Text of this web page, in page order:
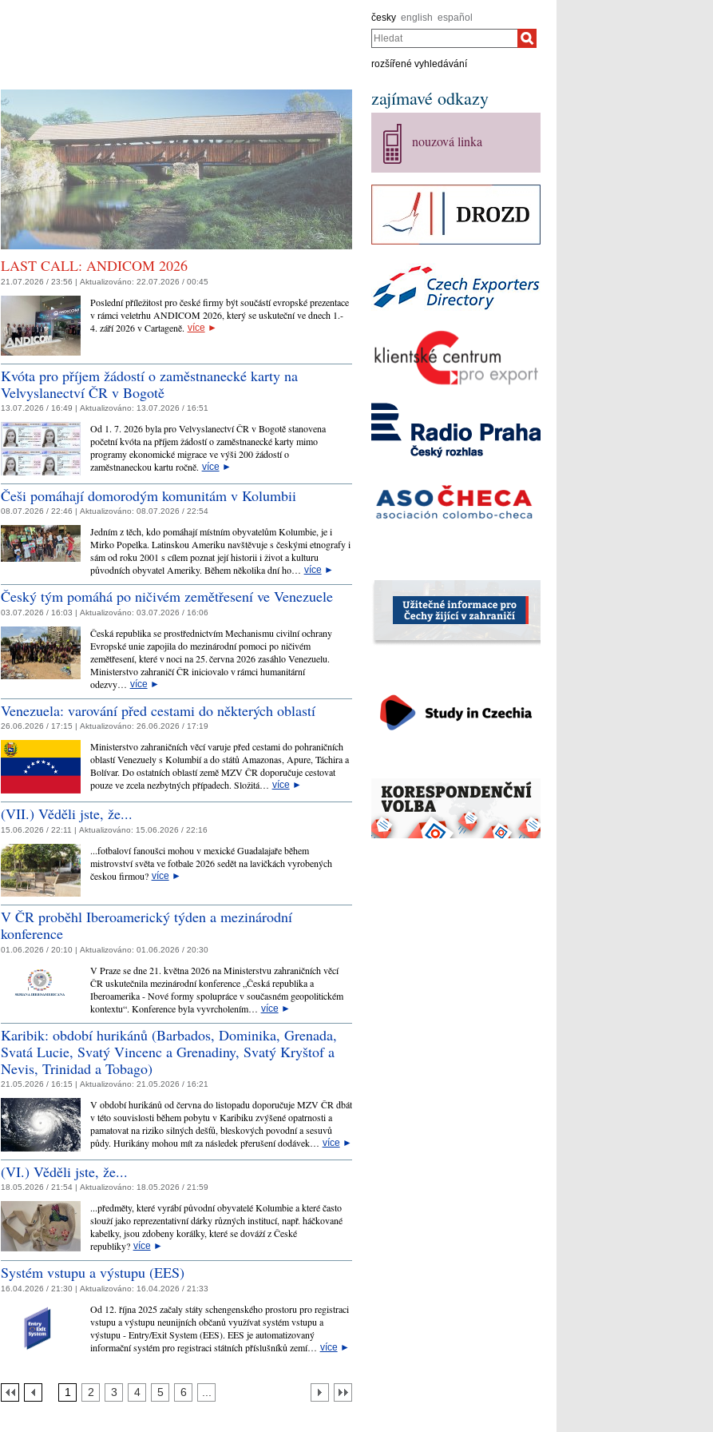
česky english español
Hledat
rozšířené vyhledávání
LAST CALL: ANDICOM 2026
21.07.2026 / 23:56 | Aktualizováno: 22.07.2026 / 00:45
Poslední příležitost pro české firmy být součástí evropské prezentace
v rámci veletrhu ANDICOM 2026, který se uskuteční ve dnech 1.-
4. září 2026 v Cartageně. více ►
Kvóta pro příjem žádostí o zaměstnanecké karty na
Velvyslanectví ČR v Bogotě
13.07.2026 / 16:49 | Aktualizováno: 13.07.2026 / 16:51
Od 1. 7. 2026 byla pro Velvyslanectví ČR v Bogotě stanovena
početní kvóta na příjem žádostí o zaměstnanecké karty mimo
programy ekonomické migrace ve výši 200 žádostí o
zaměstnaneckou kartu ročně. více ►
Češi pomáhají domorodým komunitám v Kolumbii
08.07.2026 / 22:46 | Aktualizováno: 08.07.2026 / 22:54
Jedním z těch, kdo pomáhají místním obyvatelům Kolumbie, je i
Mirko Popelka. Latinskou Ameriku navštěvuje s českými etnografy i
sám od roku 2001 s cílem poznat její historii i život a kulturu
původních obyvatel Ameriky. Během několika dní ho… více ►
Český tým pomáhá po ničivém zemětřesení ve Venezuele
03.07.2026 / 16:03 | Aktualizováno: 03.07.2026 / 16:06
Česká republika se prostřednictvím Mechanismu civilní ochrany
Evropské unie zapojila do mezinárodní pomoci po ničivém
zemětřesení, které v noci na 25. června 2026 zasáhlo Venezuelu.
Ministerstvo zahraničí ČR iniciovalo v rámci humanitární
odezvy… více ►
Venezuela: varování před cestami do některých oblastí
26.06.2026 / 17:15 | Aktualizováno: 26.06.2026 / 17:19
Ministerstvo zahraničních věcí varuje před cestami do pohraničních
oblastí Venezuely s Kolumbií a do států Amazonas, Apure, Táchira a
Bolívar. Do ostatních oblastí země MZV ČR doporučuje cestovat
pouze ve zcela nezbytných případech. Složitá… více ►
(VII.) Věděli jste, že...
15.06.2026 / 22:11 | Aktualizováno: 15.06.2026 / 22:16
...fotbaloví fanoušci mohou v mexické Guadalajaře během
mistrovství světa ve fotbale 2026 sedět na lavičkách vyrobených
českou firmou? více ►
V ČR proběhl Iberoamerický týden a mezinárodní
konference
01.06.2026 / 20:10 | Aktualizováno: 01.06.2026 / 20:30
V Praze se dne 21. května 2026 na Ministerstvu zahraničních věcí
ČR uskutečnila mezinárodní konference „Česká republika a
Iberoamerika - Nové formy spolupráce v současném geopolitickém
kontextu“. Konference byla vyvrcholením… více ►
Karibik: období hurikánů (Barbados, Dominika, Grenada,
Svatá Lucie, Svatý Vincenc a Grenadiny, Svatý Kryštof a
Nevis, Trinidad a Tobago)
21.05.2026 / 16:15 | Aktualizováno: 21.05.2026 / 16:21
V období hurikánů od června do listopadu doporučuje MZV ČR dbát
v této souvislosti během pobytu v Karibiku zvýšené opatrnosti a
pamatovat na riziko silných dešťů, bleskových povodní a sesuvů
půdy. Hurikány mohou mít za následek přerušení dodávek… více ►
(VI.) Věděli jste, že...
18.05.2026 / 21:54 | Aktualizováno: 18.05.2026 / 21:59
...předměty, které vyrábí původní obyvatelé Kolumbie a které často
slouží jako reprezentativní dárky různých institucí, např. háčkované
kabelky, jsou zdobeny korálky, které se dováží z České
republiky? více ►
Systém vstupu a výstupu (EES)
16.04.2026 / 21:30 | Aktualizováno: 16.04.2026 / 21:33
Od 12. října 2025 začaly státy schengenského prostoru pro registraci
vstupu a výstupu neunijních občanů využívat systém vstupu a
výstupu - Entry/Exit System (EES). EES je automatizovaný
informační systém pro registraci státních příslušníků zemí… více ►
1 2 3 4 5 6 ...
zajímavé odkazy
nouzová linka